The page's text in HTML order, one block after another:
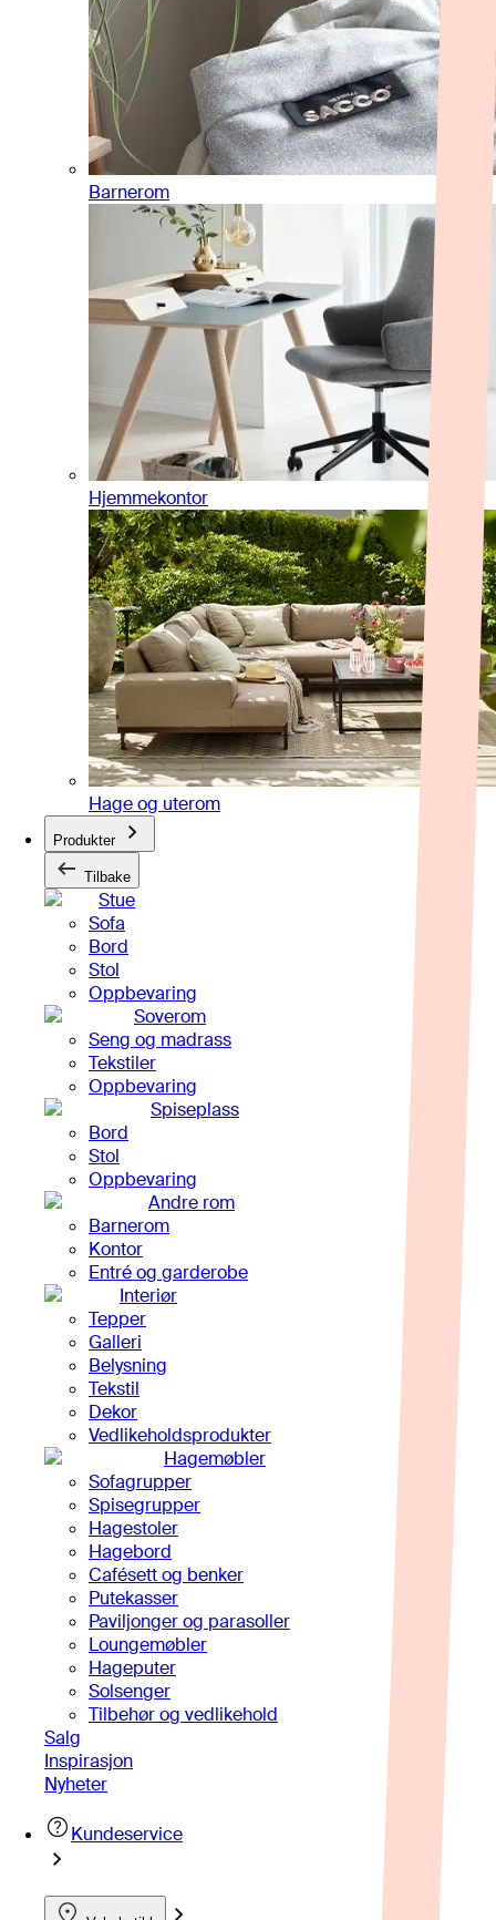
Barnerom
Hjemmekontor
Hage og uterom
Produkter
Tilbake
Stue
Sofa
Bord
Stol
Oppbevaring
Soverom
Seng og madrass
Tekstiler
Oppbevaring
Spiseplass
Bord
Stol
Oppbevaring
Andre rom
Barnerom
Kontor
Entré og garderobe
Interiør
Tepper
Galleri
Belysning
Tekstil
Dekor
Vedlikeholdsprodukter
Hagemøbler
Sofagrupper
Spisegrupper
Hagestoler
Hagebord
Cafésett og benker
Putekasser
Paviljonger og parasoller
Loungemøbler
Hageputer
Solsenger
Tilbehør og vedlikehold
Salg
Inspirasjon
Nyheter
Kundeservice